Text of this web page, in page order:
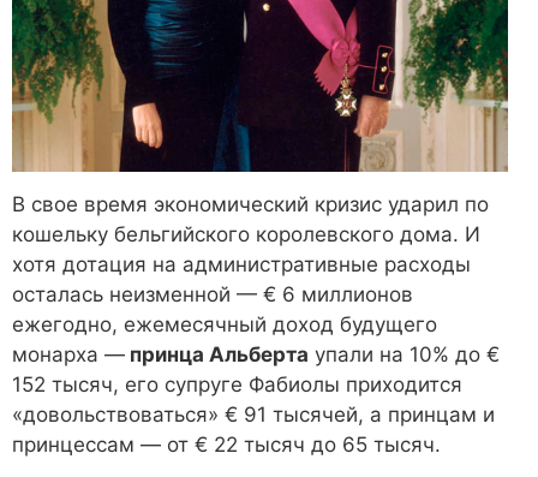
В свое время экономический кризис ударил по
кошельку бельгийского королевского дома. И
хотя дотация на административные расходы
осталась неизменной — € 6 миллионов
ежегодно, ежемесячный доход будущего
монарха — принца Альберта упали на 10% до €
152 тысяч, его супруге Фабиолы приходится
«довольствоваться» € 91 тысячей, а принцам и
принцессам — от € 22 тысяч до 65 тысяч.